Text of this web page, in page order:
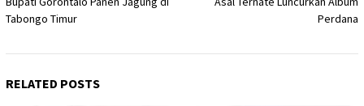
Tabongo Timur
Perdana
RELATED POSTS